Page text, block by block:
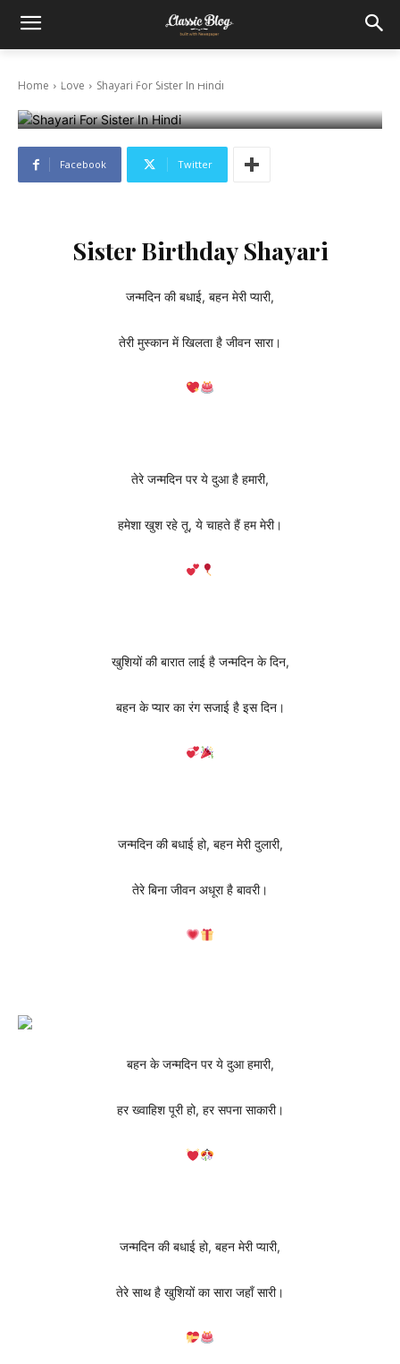
Home Love Shayari For Sister In Hindi
Shayari For Sister In Hindi
Facebook Twitter
Sister Birthday Shayari
जन्मदिन की बधाई, बहन मेरी प्यारी,
तेरी मुस्कान में खिलता है जीवन सारा।
तेरे जन्मदिन पर ये दुआ है हमारी,
हमेशा खुश रहे तू, ये चाहते हैं हम मेरी।
खुशियों की बारात लाई है जन्मदिन के दिन,
बहन के प्यार का रंग सजाई है इस दिन।
जन्मदिन की बधाई हो, बहन मेरी दुलारी,
तेरे बिना जीवन अधूरा है बावरी।
बहन के जन्मदिन पर ये दुआ हमारी,
हर ख्वाहिश पूरी हो, हर सपना साकारी।
जन्मदिन की बधाई हो, बहन मेरी प्यारी,
तेरे साथ है खुशियों का सारा जहाँ सारी।